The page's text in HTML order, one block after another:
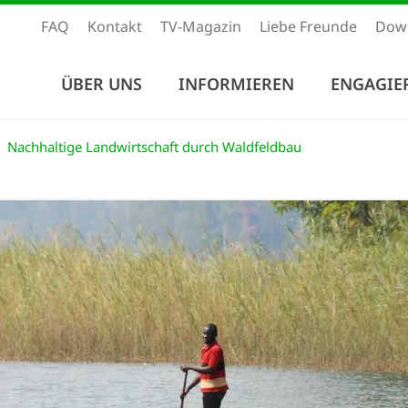
FAQ Kontakt TV-Magazin Liebe Freunde
ÜBER UNS INFORMIEREN
Nachhaltige Landwirtschaft durch Waldfeldbau